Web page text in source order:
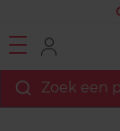
Zoek een